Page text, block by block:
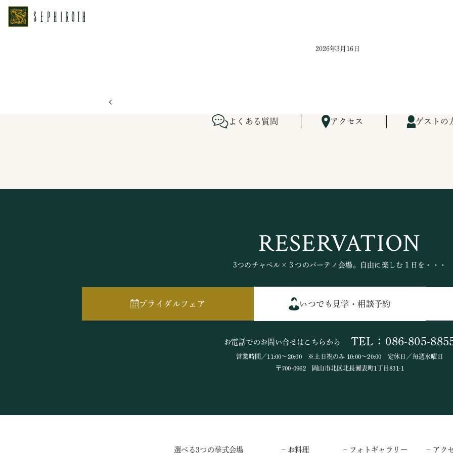
2026年3月16日
よくある質問 アクセス ゲストの
RESERVATION
3つのチャペル×３つのパーティ会場。自由に楽しむ１日を・・・
ブライダルフェア いつでも見学・相談予約
お電話でのお問い合せはこちらから TEL：086-805-
営業時間／11:00～20:00 ※土日祝のみ 10:00～20:00 定休日／毎週水曜日
〒700-0962 岡山市北区北長瀬表町1丁目831-1
選べる3つの挙式会場 – お料理 – フォトギャラリー – アク